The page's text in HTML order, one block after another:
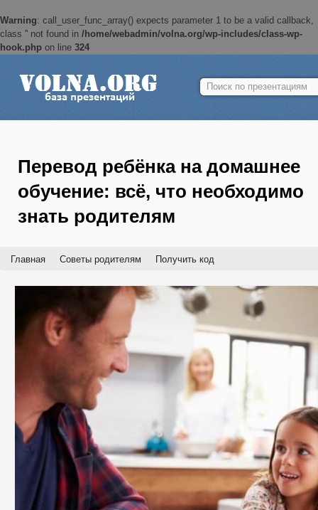
Warning: call_user_func_array() expects parameter 1 to be a valid callback,
class '' not found in /home/webadmin/volna.org/wp-includes/class-wp-
hook.php on line 324
Найти:
Перевод ребёнка на домашнее
обучение: всё, что необходимо
знать родителям
Главная Советы родителям Получить код